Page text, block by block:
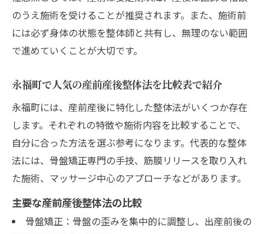
のうえ施術を受けることが推奨されます。また、施術前
には必ず身体の状態を整体師と共有し、無理のない範囲
で進めていくことが大切です。
永福町で人気の産前産後整体法を比較表で紹介
永福町には、産前産後に特化した整体法がいくつか存在
します。それぞれの特徴や施術内容を比較することで、
自分に合った方法を選ぶ参考になります。代表的な整体
法には、骨盤矯正専門の手技、筋膜リリースを取り入れ
た施術、マッサージ中心のアプローチなどがあります。
主要な産前産後整体法の比較
骨盤矯正：骨盤の歪みを集中的に調整し、出産前後の